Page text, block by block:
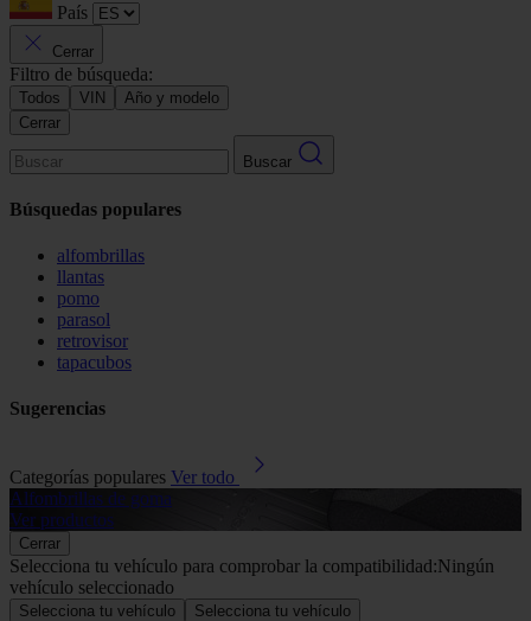
País
Cerrar
Filtro de búsqueda:
Todos VIN
Año y modelo
Cerrar
Buscar
Búsquedas populares
alfombrillas
llantas
pomo
parasol
retrovisor
tapacubos
Sugerencias
Categorías populares Ver todo
Alfombrillas de goma
Ver productos
Cerrar
Selecciona tu vehículo para comprobar la compatibilidad:Ningún
vehículo seleccionado
Selecciona tu vehículo Selecciona tu vehículo